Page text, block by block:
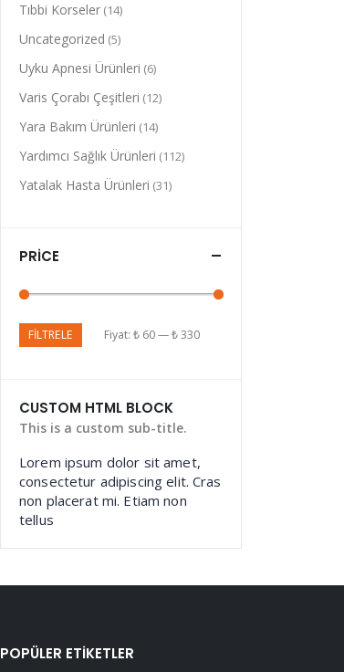
Tıbbi Korseler (14)
Uncategorized (5)
Uyku Apnesi Ürünleri (6)
Varis Çorabı Çeşitleri (12)
Yara Bakım Ürünleri (14)
Yardımcı Sağlık Ürünleri (112)
Yatalak Hasta Ürünleri (31)
PRICE
FILTRELE Fiyat:₺ 60—₺ 330
CUSTOM HTML BLOCK
This is a custom sub-title.
Lorem ipsum dolor sit amet,
consectetur adipiscing elit. Cras
non placerat mi. Etiam non
tellus
POPÜLER ETIKETLER